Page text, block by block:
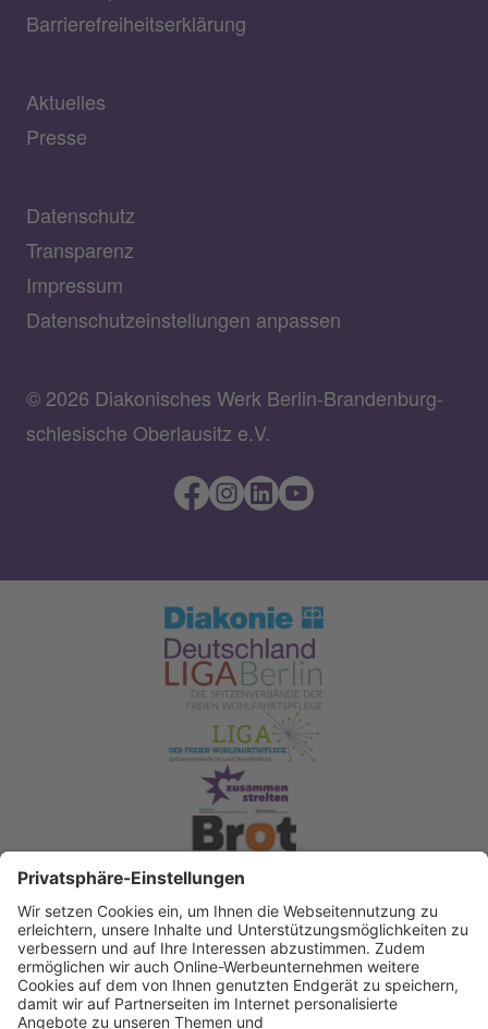
Barrierefreiheitserklärung
Aktuelles
Presse
Datenschutz
Transparenz
Impressum
Datenschutzeinstellungen anpassen
© 2026 Diakonisches Werk Berlin-Brandenburg-
schlesische Oberlausitz e.V.
Spendenkonto Diakonisches Werk Berlin-